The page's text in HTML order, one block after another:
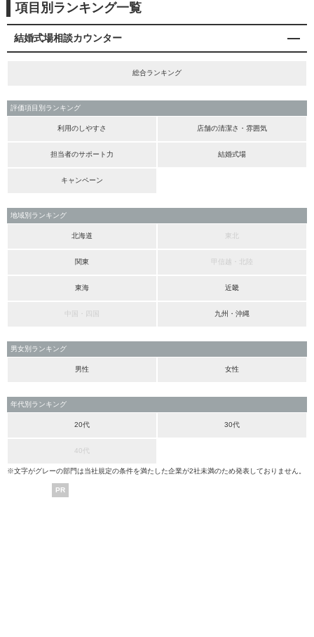
項目別ランキング一覧
結婚式場相談カウンター
総合ランキング
評価項目別ランキング
利用のしやすさ 店舗の清潔さ・雰囲気
担当者のサポート力 結婚式場
キャンペーン
地域別ランキング
北海道 東北
関東 甲信越・北陸
東海 近畿
中国・四国 九州・沖縄
男女別ランキング
男性 女性
年代別ランキング
20代 30代
40代
※文字がグレーの部門は当社規定の条件を満たした企業が2社未満のため発表しておりません。
PR